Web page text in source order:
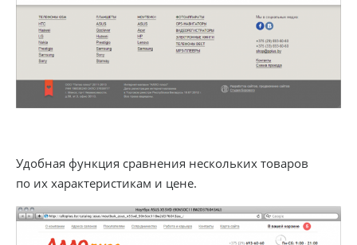
Удобная функция сравнения нескольких товаров
по их характеристикам и цене.